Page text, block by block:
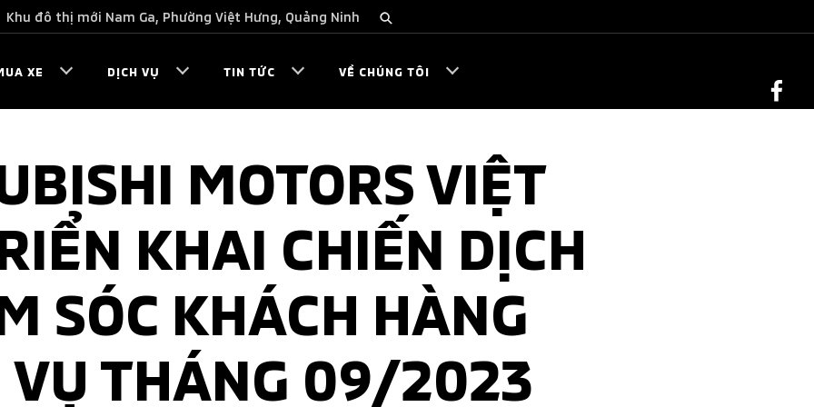
XE DỊCH VỤ TIN TỨC VỀ CHÚNG TÔI
Khu đô thị mới Nam Ga, Phường Việt Hưng, Quảng Ninh
MOTORS VIỆT
KHAI CHIẾN DỊCH
SÓC KHÁCH HÀNG
VỤ THÁNG 09/2023